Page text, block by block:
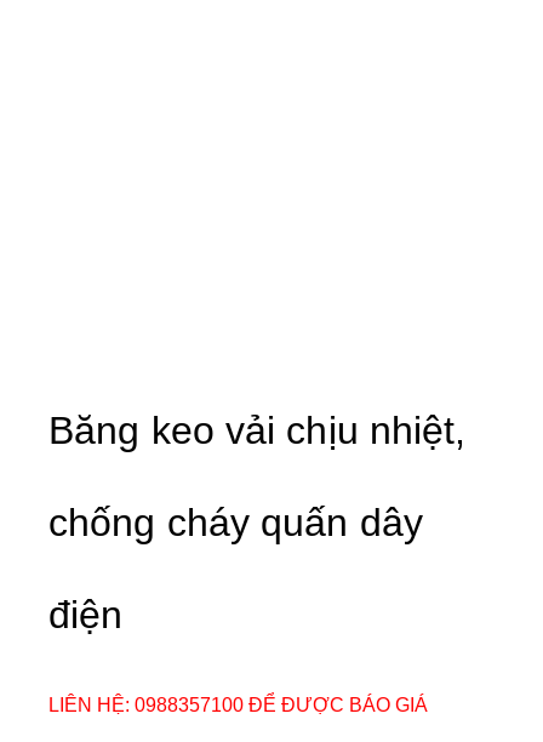
Băng keo vải chịu nhiệt,
chống cháy quấn dây
điện
LIÊN HỆ: 0988357100 ĐỂ ĐƯỢC BÁO GIÁ